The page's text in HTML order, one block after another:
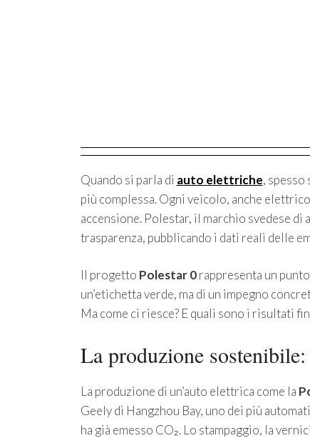
Quando si parla di auto elettriche, spesso
più complessa. Ogni veicolo, anche
accensione. Polestar, il marchio svedese
trasparenza, pubblicando i dati reali delle
Il progetto Polestar 0rappresenta un
un’etichetta verde, ma di un impegno
Ma come ci riesce? E quali sono i risultati
La produzione
La produzione di un’auto elettrica come la
Geely di Hangzhou Bay, uno dei più
ha già emesso CO₂. Lo stampaggio, la